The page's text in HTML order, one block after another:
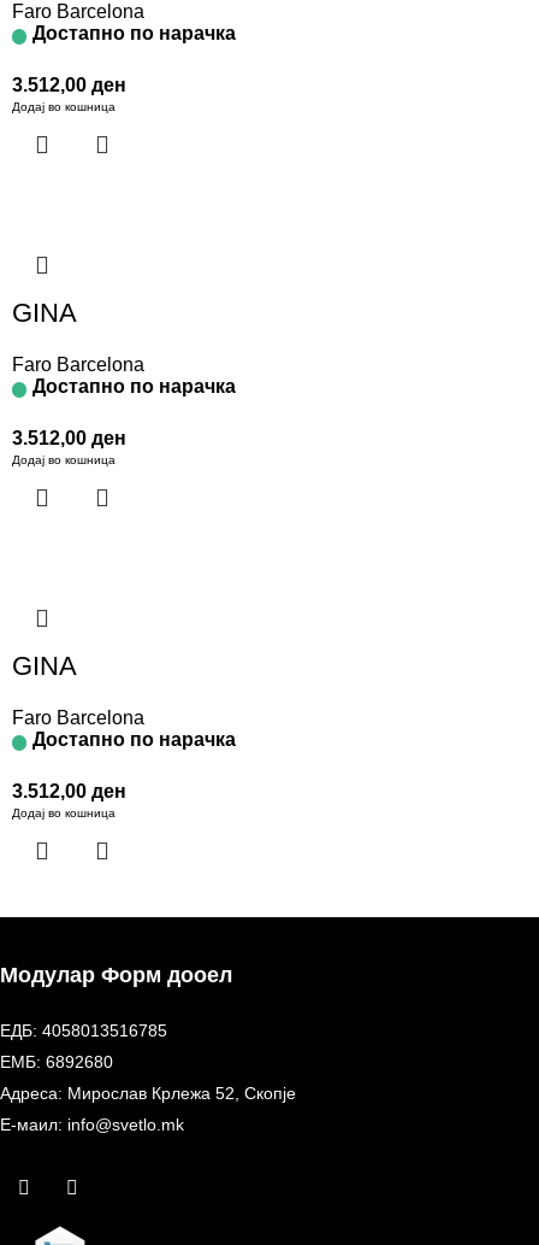
Faro Barcelona
Достапно по нарачка
3.512,00 ден
Додај во кошница
GINA
Faro Barcelona
Достапно по нарачка
3.512,00 ден
Додај во кошница
GINA
Faro Barcelona
Достапно по нарачка
3.512,00 ден
Додај во кошница
Модулар Форм дооел
ЕДБ: 4058013516785
ЕМБ: 6892680
Адреса: Мирослав Крлежа 52, Скопје
Е-маил: info@svetlo.mk